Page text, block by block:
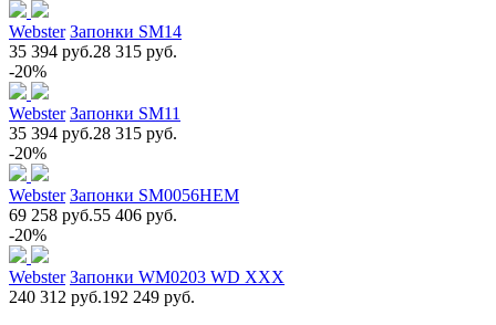
Webster Запонки SM14
35 394 руб.28 315 руб.
-20%
Webster Запонки SM11
35 394 руб.28 315 руб.
-20%
Webster Запонки SM0056НЕМ
69 258 руб.55 406 руб.
-20%
Webster Запонки WM0203 WD XXX
240 312 руб.192 249 руб.